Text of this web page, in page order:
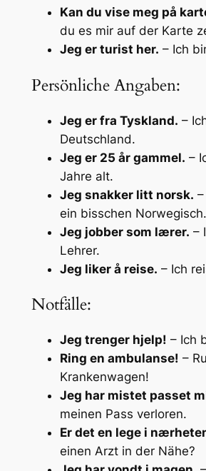
Kan du vise meg på
du es mir auf der Karte
Jeg er turist her. – Ich
Persönliche Angaben:
Jeg er fra Tyskland. –
Deutschland.
Jeg er 25 år gammel. –
Jahre alt.
Jeg snakker litt norsk.
ein bisschen Norwegisch.
Jeg jobber som lærer. –
Lehrer.
Jeg liker å reise. – Ich
Notfälle:
Jeg trenger hjelp! – Ich
Ring en ambulanse! –
Krankenwagen!
Jeg har mistet passet
meinen Pass verloren.
Er det en lege i
einen Arzt in der Nähe?